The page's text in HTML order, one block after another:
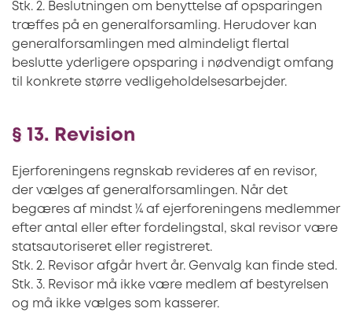
Stk. 2. Beslutningen om benyttelse af opsparingen
træffes på en generalforsamling. Herudover kan
generalforsamlingen med almindeligt flertal
beslutte yderligere opsparing i nødvendigt omfang
til konkrete større vedligeholdelsesarbejder.
§ 13. Revision
Ejerforeningens regnskab revideres af en revisor,
der vælges af generalforsamlingen. Når det
begæres af mindst ¼ af ejerforeningens medlemmer
efter antal eller efter fordelingstal, skal revisor være
statsautoriseret eller registreret.
Stk. 2. Revisor afgår hvert år. Genvalg kan finde sted.
Stk. 3. Revisor må ikke være medlem af bestyrelsen
og må ikke vælges som kasserer.